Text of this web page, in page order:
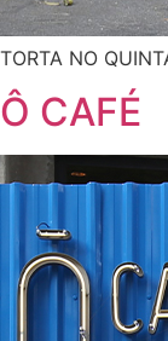
TORTA NO
Ô CAFÉ